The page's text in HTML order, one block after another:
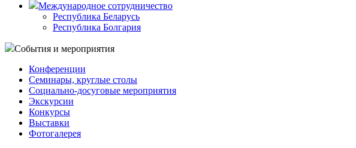
Международное сотрудничество
Республика Беларусь
Республика Болгария
События и мероприятия
Конференции
Семинары, круглые столы
Социально-досуговые мероприятия
Экскурсии
Конкурсы
Выставки
Фотогалерея